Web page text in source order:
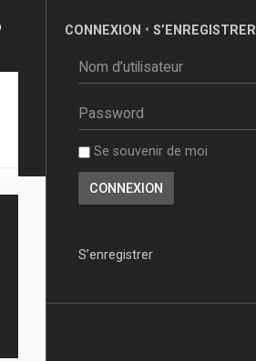
CONNEXION • S’ENREGISTRER
Se souvenir de moi
S’enregistrer